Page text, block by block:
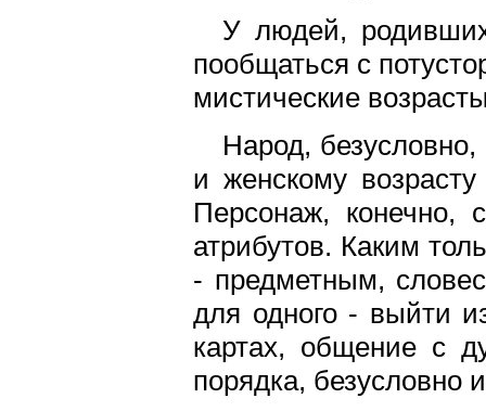
У людей,
пообщаться с
мистические
Народ,
и женскому
Персонаж,
атрибутов. Каким
- предметным,
для одного - выйти
картах, общение с
порядка, безусловно